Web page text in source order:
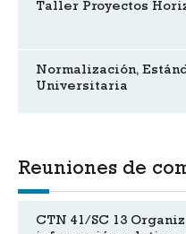
Taller Proyectos
Normalización,
Universitaria
Reuniones de
CTN 41/SC 13